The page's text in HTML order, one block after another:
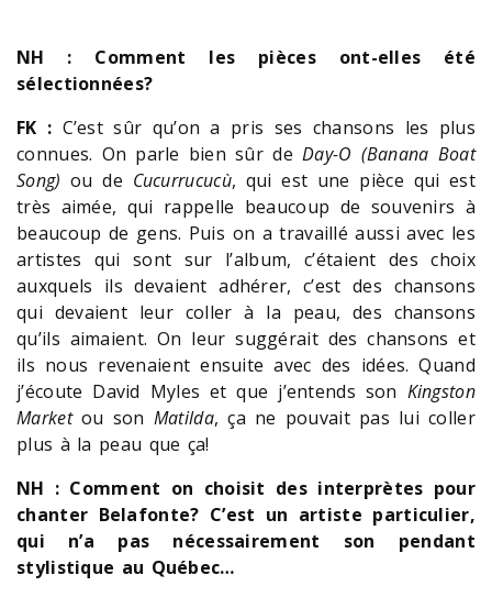
NH : Comment les pièces ont-elles été
sélectionnées?
FK : C’est sûr qu’on a pris ses chansons les plus
connues. On parle bien sûr de Day-O (Banana Boat
Song) ou de Cucurrucucù, qui est une pièce qui est
très aimée, qui rappelle beaucoup de souvenirs à
beaucoup de gens. Puis on a travaillé aussi avec les
artistes qui sont sur l’album, c’étaient des choix
auxquels ils devaient adhérer, c’est des chansons
qui devaient leur coller à la peau, des chansons
qu’ils aimaient. On leur suggérait des chansons et
ils nous revenaient ensuite avec des idées. Quand
j’écoute David Myles et que j’entends son Kingston
Marketou son Matilda, ça ne pouvait pas lui coller
plus à la peau que ça!
NH : Comment on choisit des interprètes pour
chanter Belafonte? C’est un artiste particulier,
qui n’a pas nécessairement son pendant
stylistique au Québec…